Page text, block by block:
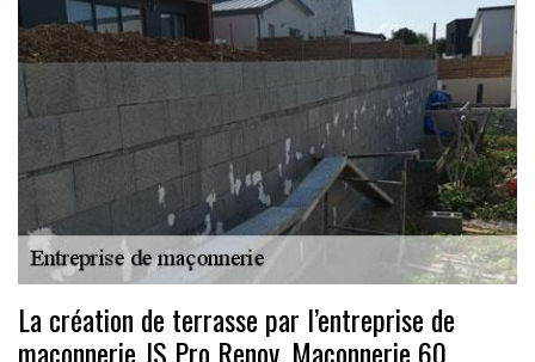
La création de terrasse par l’entreprise de
maçonnerie JS Pro Renov, Maçonnerie 60